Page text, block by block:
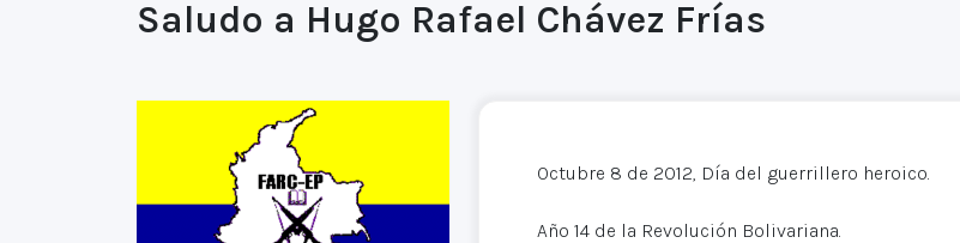
Saludo a Hugo Rafael Chávez Frías
Octubre 8 de 2012, Día del guerrillero heroico.
Año 14 de la Revolución Bolivariana.